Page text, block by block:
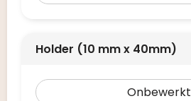
Holder (10 mm x 40mm)
Onbewerkt